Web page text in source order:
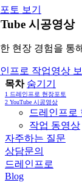
토 보기
시공영상
현장 경험을 통
프로 작업영상 보
목차 숨기기
1 드레인프로 현장포토
2 YouTube 시공영상
드레인프로
작업 동영상
자주하는 질문
상담문의
드레인프로
Blog